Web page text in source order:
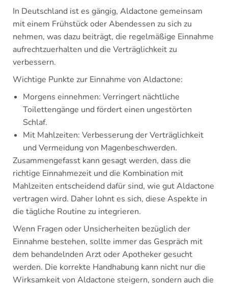
In Deutschland ist es gängig, Aldactone gemeinsam
mit einem Frühstück oder Abendessen zu sich zu
nehmen, was dazu beiträgt, die regelmäßige Einnahme
aufrechtzuerhalten und die Verträglichkeit zu
verbessern.
Wichtige Punkte zur Einnahme von Aldactone:
Morgens einnehmen: Verringert nächtliche
Toilettengänge und fördert einen ungestörten
Schlaf.
Mit Mahlzeiten: Verbesserung der Verträglichkeit
und Vermeidung von Magenbeschwerden.
Zusammengefasst kann gesagt werden, dass die
richtige Einnahmezeit und die Kombination mit
Mahlzeiten entscheidend dafür sind, wie gut Aldactone
vertragen wird. Daher lohnt es sich, diese Aspekte in
die tägliche Routine zu integrieren.
Wenn Fragen oder Unsicherheiten bezüglich der
Einnahme bestehen, sollte immer das Gespräch mit
dem behandelnden Arzt oder Apotheker gesucht
werden. Die korrekte Handhabung kann nicht nur die
Wirksamkeit von Aldactone steigern, sondern auch die